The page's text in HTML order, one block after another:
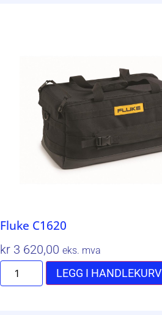
Fluke C1620
kr3 620,00 eks. mva
LEGG I HANDLEKURV